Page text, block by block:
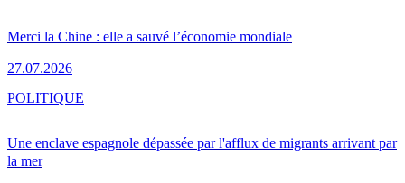
Merci la Chine : elle a sauvé l’économie mondiale
27.07.2026
Une enclave espagnole dépassée par l'afflux de migrants arrivant par
la mer
POLITIQUE